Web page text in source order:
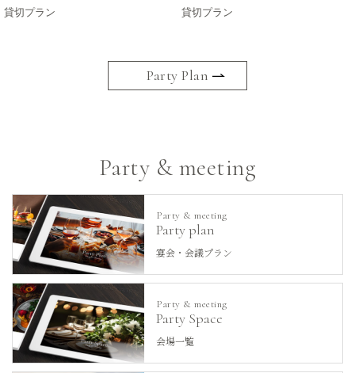
貸切プラン
貸切プラン
Party Plan
Party & meeting
Party & meeting
Party plan
宴会・会議プラン
Party & meeting
Party Space
会場一覧